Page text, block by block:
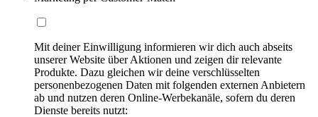
Mit deiner Einwilligung informieren wir dich auch abseits
unserer Website über Aktionen und zeigen dir relevante
Produkte. Dazu gleichen wir deine verschlüsselten
personenbezogenen Daten mit folgenden externen Anbietern
ab und nutzen deren Online-Werbekanäle, sofern du deren
Dienste bereits nutzt: